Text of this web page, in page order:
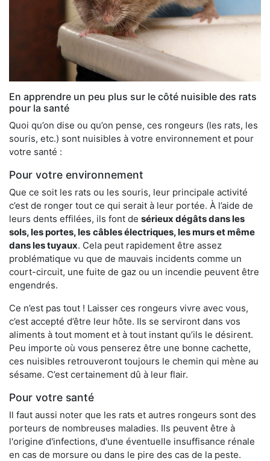
En apprendre un peu plus sur le côté nuisible des rats
pour la santé
Quoi qu’on dise ou qu’on pense, ces rongeurs (les rats, les
souris, etc.) sont nuisibles à votre environnement et pour
votre santé :
Pour votre environnement
Que ce soit les rats ou les souris, leur principale activité
c’est de ronger tout ce qui serait à leur portée. À l’aide de
leurs dents effilées, ils font de sérieux dégâts dans les
sols, les portes, les câbles électriques, les murs et même
dans les tuyaux. Cela peut rapidement être assez
problématique vu que de mauvais incidents comme un
court-circuit, une fuite de gaz ou un incendie peuvent être
engendrés.
Ce n’est pas tout ! Laisser ces rongeurs vivre avec vous,
c’est accepté d’être leur hôte. Ils se serviront dans vos
aliments à tout moment et à tout instant qu’ils le désirent.
Peu importe où vous penserez être une bonne cachette,
ces nuisibles retrouveront toujours le chemin qui mène au
sésame. C’est certainement dû à leur flair.
Pour votre santé
Il faut aussi noter que les rats et autres rongeurs sont des
porteurs de nombreuses maladies. Ils peuvent être à
l'origine d'infections, d'une éventuelle insuffisance rénale
en cas de morsure ou dans le pire des cas de la peste.